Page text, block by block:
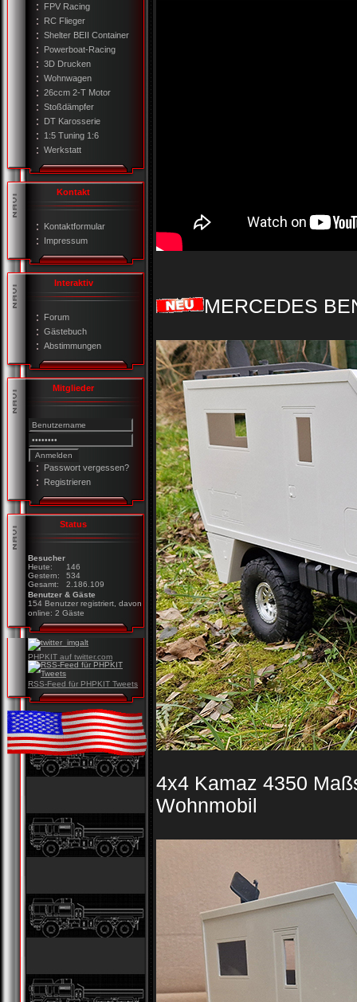
FPV Racing
RC Flieger
Shelter BEII Container
Powerboat-Racing
3D Drucken
Wohnwagen
26ccm 2-T Motor
Stoßdämpfer
DT Karosserie
1:5 Tuning 1:6
Werkstatt
Kontakt
Kontaktformular
Impressum
Interaktiv
Forum
Gästebuch
Abstimmungen
Mitglieder
Passwort vergessen?
Registrieren
Status
Besucher
Heute:
146
Gestern:
534
Gesamt:
2.186.109
Benutzer & Gäste
154 Benutzer registriert, davon
online: 2 Gäste
PHPKIT auf twitter.com
RSS-Feed für PHPKIT Tweets
MERCEDES
4x4 Kamaz 4350
Wohnmobil